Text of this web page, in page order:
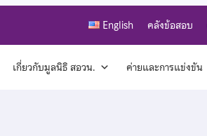
English คลังข้อสอบ
เกี่ยวกับมูลนิธิ สอวน. ค่ายและการแข่งขัน